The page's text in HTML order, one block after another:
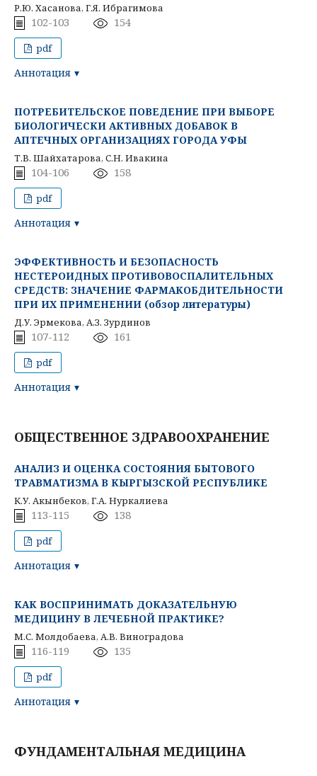
Р.Ю. Хасанова, Г.Я. Ибрагимова
102-103 154
pdf
Аннотация
ПОТРЕБИТЕЛЬСКОЕ ПОВЕДЕНИЕ ПРИ ВЫБОРЕ
БИОЛОГИЧЕСКИ АКТИВНЫХ ДОБАВОК В
АПТЕЧНЫХ ОРГАНИЗАЦИЯХ ГОРОДА УФЫ
Т.В. Шайхатарова, С.Н. Ивакина
104-106 158
pdf
Аннотация
ЭФФЕКТИВНОСТЬ И БЕЗОПАСНОСТЬ
НЕСТЕРОИДНЫХ ПРОТИВОВОСПАЛИТЕЛЬНЫХ
СРЕДСТВ: ЗНАЧЕНИЕ ФАРМАКОБДИТЕЛЬНОСТИ
ПРИ ИХ ПРИМЕНЕНИИ (обзор литературы)
Д.У. Эрмекова, А.З. Зурдинов
107-112 161
pdf
Аннотация
ОБЩЕСТВЕННОЕ ЗДРАВООХРАНЕНИЕ
АНАЛИЗ И ОЦЕНКА СОСТОЯНИЯ БЫТОВОГО
ТРАВМАТИЗМА В КЫРГЫЗСКОЙ РЕСПУБЛИКЕ
К.У. Акынбеков, Г.А. Нуркалиева
113-115 138
pdf
Аннотация
КАК ВОСПРИНИМАТЬ ДОКАЗАТЕЛЬНУЮ
МЕДИЦИНУ В ЛЕЧЕБНОЙ ПРАКТИКЕ?
М.С. Молдобаева, А.В. Виноградова
116-119 135
pdf
Аннотация
ФУНДАМЕНТАЛЬНАЯ МЕДИЦИНА